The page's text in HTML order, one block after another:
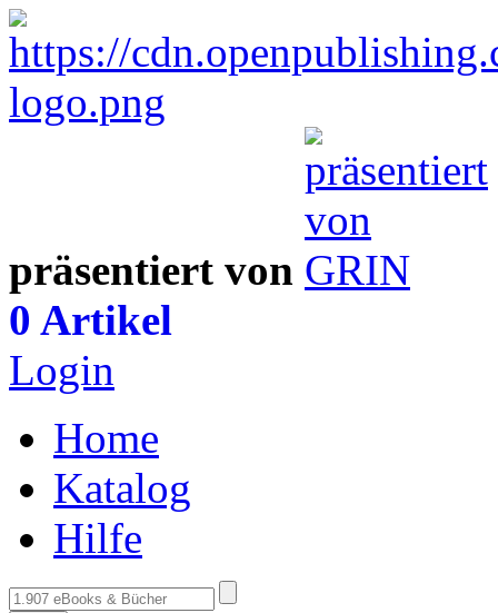
präsentiert von
0 Artikel
Login
Home
Katalog
Hilfe